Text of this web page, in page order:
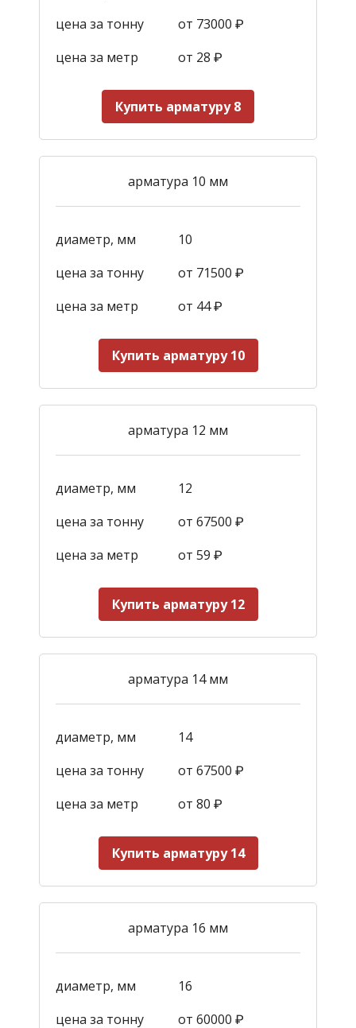
цена за тонну
от 73000 ₽
цена за метр
от 28 ₽
Купить арматуру 8
арматура 10 мм
диаметр, мм
10
цена за тонну
от 71500 ₽
цена за метр
от 44₽
Купить арматуру 10
арматура 12 мм
диаметр, мм
12
цена за тонну
от 67500 ₽
цена за метр
от 59 ₽
Купить арматуру 12
арматура 14 мм
диаметр, мм
14
цена за тонну
от 67500 ₽
цена за метр
от 80 ₽
Купить арматуру 14
арматура 16 мм
диаметр, мм
16
цена за тонну
от 60000 ₽